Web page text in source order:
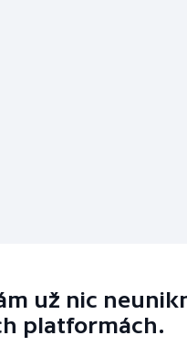
už nic
platformách.